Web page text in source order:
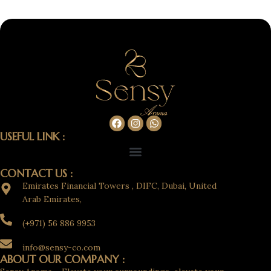
USEFUL LINK :
CONTACT US :
Emirates Financial Towers , DIFC, Dubai, United
Arab Emirates,
(+971) 56 886 9953
info@sensy-co.com
ABOUT OUR COMPANY :